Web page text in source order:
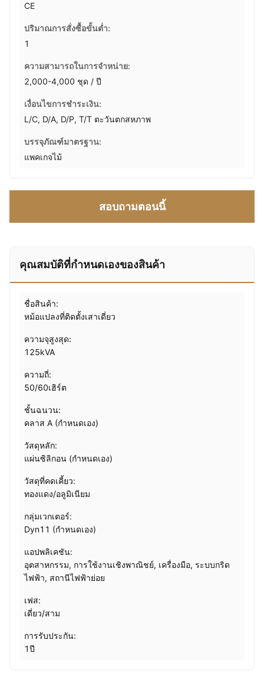
CE
ปริมาณการสั่งซื้อขั้นต่ำ:
1
ความสามารถในการจําหน่าย:
2,000-4,000 ชุด / ปี
เงื่อนไขการชำระเงิน:
L/C, D/A, D/P, T/T ตะวันตกสหภาพ
บรรจุภัณฑ์มาตรฐาน:
แพคเกจไม้
สอบถามตอนนี้
คุณสมบัติที่กําหนดเองของสินค้า
ชื่อสินค้า:
หม้อแปลงที่ติดตั้งเสาเดี่ยว
ความจุสูงสุด:
125kVA
ความถี่:
50/60เฮิร์ต
ชั้นฉนวน:
คลาส A (กำหนดเอง)
วัสดุหลัก:
แผ่นซิลิกอน (กำหนดเอง)
วัสดุที่คดเคี้ยว:
ทองแดง/อลูมิเนียม
กลุ่มเวกเตอร์:
Dyn11 (กำหนดเอง)
แอปพลิเคชัน:
อุตสาหกรรม, การใช้งานเชิงพาณิชย์, เครื่องมือ, ระบบกริด
ไฟฟ้า, สถานีไฟฟ้าย่อย
เฟส:
เดี่ยว/สาม
การรับประกัน:
1ปี